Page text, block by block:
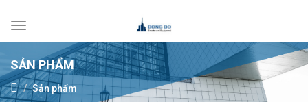
Toggle
navigation
SẢN PHẨM
Sản phẩm